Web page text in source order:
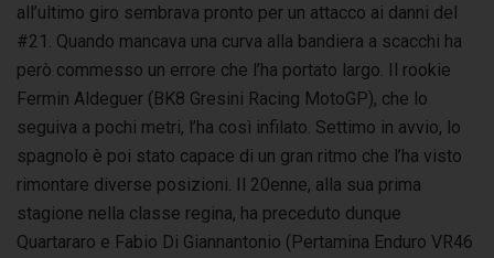
all’ultimo giro sembrava pronto per un attacco ai danni del
#21. Quando mancava una curva alla bandiera a scacchi ha
però commesso un errore che l’ha portato largo. Il rookie
Fermin Aldeguer (BK8 Gresini Racing MotoGP), che lo
seguiva a pochi metri, l’ha così infilato. Settimo in avvio, lo
spagnolo è poi stato capace di un gran ritmo che l’ha visto
rimontare diverse posizioni. Il 20enne, alla sua prima
stagione nella classe regina, ha preceduto dunque
Quartararo e Fabio Di Giannantonio (Pertamina Enduro VR46